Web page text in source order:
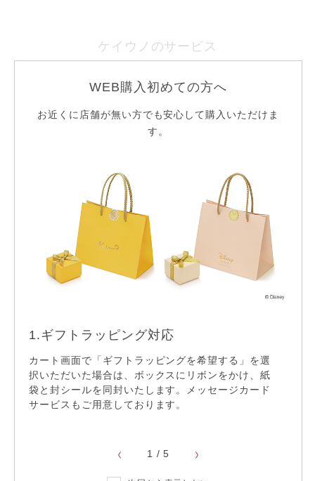
ケイウノのサービス
無料手打ち刻印サービス
※一部対象外
ギフトラッピング
22,000円以上送料無料
サイズ直し
WEB購入初めての方へ
お近くに店舗が無い方でも安心して購入いただけま
す。
1.ギフトラッピング対応
カート画面で「ギフトラッピングを希望する」を選
択いただいた場合は、ボックスにリボンをかけ、紙
袋と封シールを同封いたします。メッセージカード
サービスもご用意しております。
1 /5